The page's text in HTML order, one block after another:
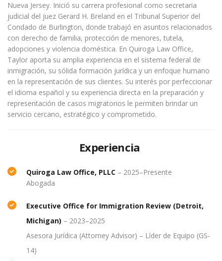
Nueva Jersey. Inició su carrera profesional como secretaria
judicial del juez Gerard H. Breland en el Tribunal Superior del
Condado de Burlington, donde trabajó en asuntos relacionados
con derecho de familia, protección de menores, tutela,
adopciones y violencia doméstica. En Quiroga Law Office,
Taylor aporta su amplia experiencia en el sistema federal de
inmigración, su sólida formación jurídica y un enfoque humano
en la representación de sus clientes. Su interés por perfeccionar
el idioma español y su experiencia directa en la preparación y
representación de casos migratorios le permiten brindar un
servicio cercano, estratégico y comprometido.
Experiencia
Quiroga Law Office, PLLC – 2025–Presente
Abogada
Executive Office for Immigration Review (Detroit,
Michigan) – 2023–2025
Asesora Jurídica (Attorney Advisor) – Líder de Equipo (GS-
14)